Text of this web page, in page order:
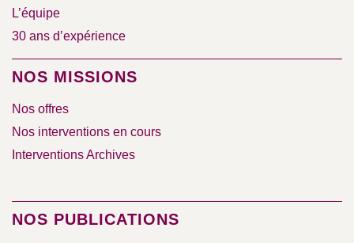
L’équipe
30 ans d’expérience
NOS MISSIONS
Nos offres
Nos interventions en cours
Interventions Archives
NOS PUBLICATIONS